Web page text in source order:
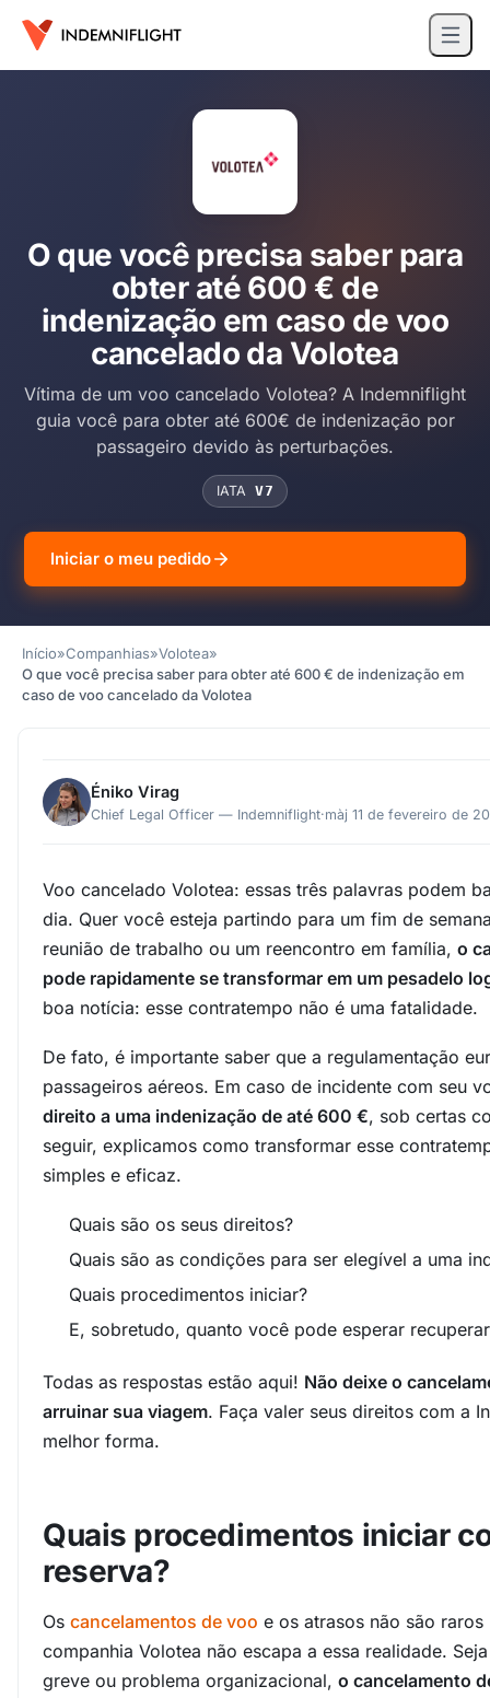
O que você precisa saber para
obter até 600 € de
indenização em caso de voo
cancelado da Volotea
Vítima de um voo cancelado Volotea? A Indemniflight
guia você para obter até 600€ de indenização por
passageiro devido às perturbações.
IATA V7
Iniciar o meu pedido
Início»Companhias»Volotea»
O que você precisa saber para obter até 600 € de indenização em
caso de voo cancelado da Volotea
Éniko Virag
Chief Legal Officer — Indemniflight·màj 11 de fevereiro de
Voo cancelado Volotea: essas três palavras podem
dia. Quer você esteja partindo para um fim de
reunião de trabalho ou um reencontro em família, o
pode rapidamente se transformar em um pesadelo
boa notícia: esse contratempo não é uma fatalidade.
De fato, é importante saber que a regulamentação
passageiros aéreos. Em caso de incidente com seu
direito a uma indenização de até 600 €, sob certas
seguir, explicamos como transformar esse
simples e eficaz.
Quais são os seus direitos?
Quais são as condições para ser elegível a uma
Quais procedimentos iniciar?
E, sobretudo, quanto você pode esperar
Todas as respostas estão aqui! Não deixe o
arruinar sua viagem. Faça valer seus direitos com a
melhor forma.
Quais procedimentos iniciar
reserva?
Os cancelamentos de voo e os atrasos não são
companhia Volotea não escapa a essa realidade.
greve ou problema organizacional, o cancelamento